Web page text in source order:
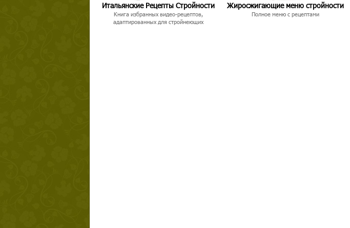
Итальянские Рецепты Стройности
Книга избранных видео-рецептов,
адаптированных для стройнеющих
Жиросжигающие меню стройности
Полное меню с рецептами